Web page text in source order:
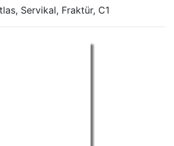
Servikal, Fraktür, C1